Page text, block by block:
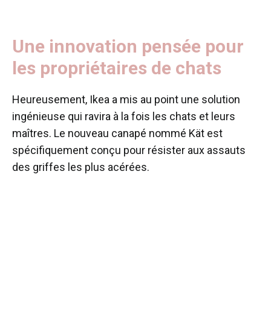
Une innovation pensée pour
les propriétaires de chats
Heureusement, Ikea a mis au point une solution
ingénieuse qui ravira à la fois les chats et leurs
maîtres. Le nouveau canapé nommé Kät est
spécifiquement conçu pour résister aux assauts
des griffes les plus acérées.